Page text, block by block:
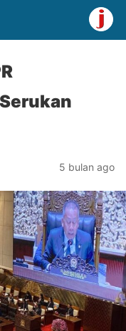
5 bulan ago